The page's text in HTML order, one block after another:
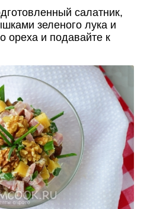
салатник,
зеленого лука и
ореха и подавайте к